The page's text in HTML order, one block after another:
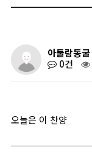
아둘람동굴
0건
오늘은 이 찬양